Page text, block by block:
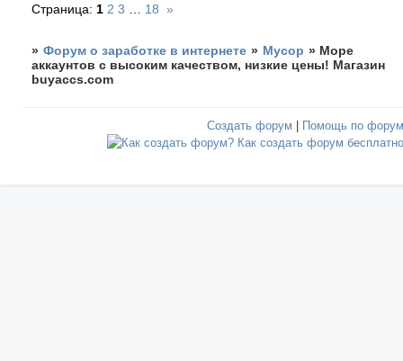
Страница: 1 2 3 18 »
» Форум о заработке в интернете » Мусор » Море
аккаунтов с высоким качеством, низкие цены! Магазин
buyaccs.com
Создать форум | Помощь по